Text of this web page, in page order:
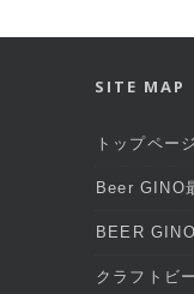
SITE MAP
トップページ
Beer GINO
BEER
クラフトビ